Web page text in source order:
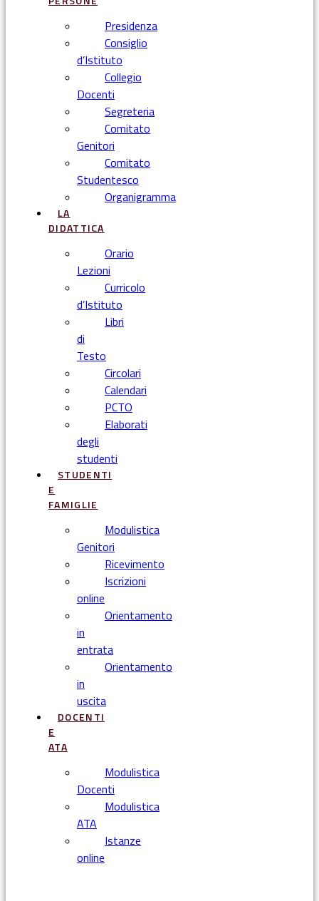
Presidenza
Consiglio
d’Istituto
Collegio
Docenti
Segreteria
Comitato
Genitori
Comitato
Studentesco
Organigramma
LA
DIDATTICA
Orario
Lezioni
Curricolo
d’Istituto
Libri
di
Testo
Circolari
Calendari
PCTO
Elaborati
degli
studenti
STUDENTI
E
FAMIGLIE
Modulistica
Genitori
Ricevimento
Iscrizioni
online
Orientamento
in
entrata
Orientamento
in
uscita
DOCENTI
E
ATA
Modulistica
Docenti
Modulistica
ATA
Istanze
online